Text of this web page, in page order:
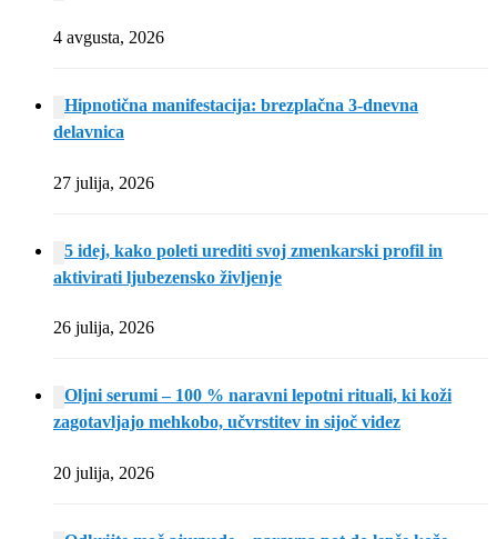
4 avgusta, 2026
Hipnotična manifestacija: brezplačna 3-dnevna
delavnica
27 julija, 2026
5 idej, kako poleti urediti svoj zmenkarski profil in
aktivirati ljubezensko življenje
26 julija, 2026
Oljni serumi – 100 % naravni lepotni rituali, ki koži
zagotavljajo mehkobo, učvrstitev in sijoč videz
20 julija, 2026